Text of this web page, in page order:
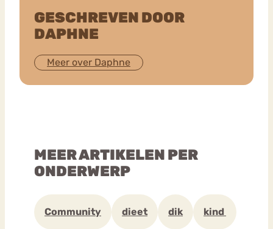
GESCHREVEN DOOR
DAPHNE
Meer over Daphne
MEER ARTIKELEN PER
ONDERWERP
Community dieet dik kind